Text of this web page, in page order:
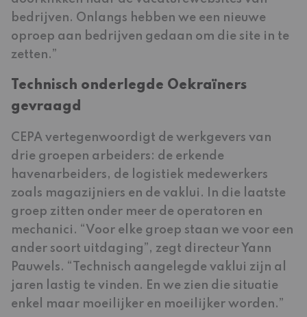
bedrijven. Onlangs hebben we een nieuwe
oproep aan bedrijven gedaan om die site in te
zetten.”
Technisch onderlegde Oekraïners
gevraagd
CEPA vertegenwoordigt de werkgevers van
drie groepen arbeiders: de erkende
havenarbeiders, de logistiek medewerkers
zoals magazijniers en de vaklui. In die laatste
groep zitten onder meer de operatoren en
mechanici. “Voor elke groep staan we voor een
ander soort uitdaging”, zegt directeur Yann
Pauwels. “Technisch aangelegde vaklui zijn al
jaren lastig te vinden. En we zien die situatie
enkel maar moeilijker en moeilijker worden.”